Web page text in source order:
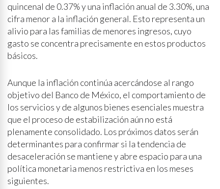
quincenal de 0.37% y una inflación anual de 3.30%, una
cifra menor a la inflación general. Esto representa un
alivio para las familias de menores ingresos, cuyo
gasto se concentra precisamente en estos productos
básicos.
Aunque la inflación continúa acercándose al rango
objetivo del Banco de México, el comportamiento de
los servicios y de algunos bienes esenciales muestra
que el proceso de estabilización aún no está
plenamente consolidado. Los próximos datos serán
determinantes para confirmar si la tendencia de
desaceleración se mantiene y abre espacio para una
política monetaria menos restrictiva en los meses
siguientes.